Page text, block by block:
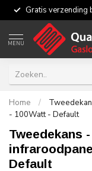
Gratis verzending
MENU
Home /
- 100Watt - Default
Tweedekans
Default